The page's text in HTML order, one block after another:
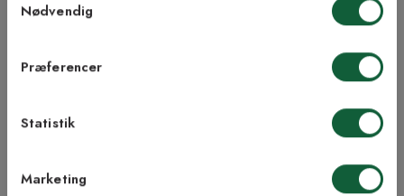
Nødvendig
Præferencer
Statistik
Marketing
modtage nyhedsbreve fra Kilands